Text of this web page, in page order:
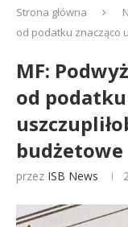
Strona główna
od podatku znacząco
MF:
od
budżetowe
przez ISB News